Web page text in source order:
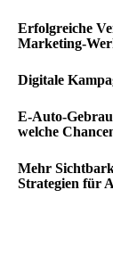
Erfolgreiche
Marketing-
Digitale
E-Auto-
welche
Mehr
Strategien für